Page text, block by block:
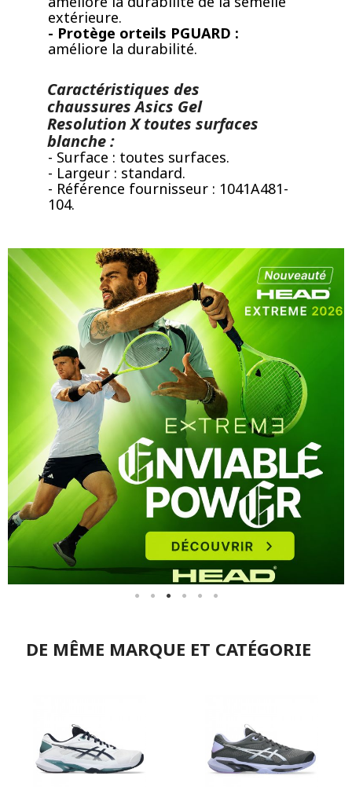
extérieure.
- Protège orteils PGUARD :
améliore la durabilité.
Caractéristiques des
chaussures Asics Gel
Resolution X toutes surfaces
blanche :
- Surface : toutes surfaces.
- Largeur : standard.
- Référence fournisseur : 1041A481-
104.
DE MÊME MARQUE ET CATÉGORIE